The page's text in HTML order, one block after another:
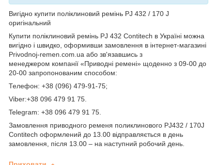
Вигідно купити поліклиновий ремінь PJ 432 / 170 J
оригінальний
Купити поліклиновий ремінь PJ 432 Contitech в Україні можна
вигідно і швидко, оформивши замовлення в інтернет-магазині
Рrivodnoj-remen.com.ua або зв'язавшись з
менеджером компанії «Приводні ремені» щоденно з 09-00 до
20-00 запропонованим способом:
Телефон: +38 (096) 479-91-75;
Viber:+38 096 479 91 75.
Telegram: +38 096 479 91 75.
Замовлення приводного ременя поликлинового PJ432 / 170J
Contitech оформлений до 13.00 відправляється в день
замовлення, після 13.00 – на наступний робочий день.